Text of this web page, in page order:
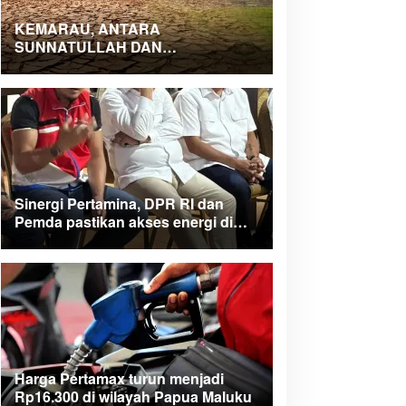
KEMARAU, ANTARA
SUNNATULLAH DAN
MUHASABAH
Sinergi Pertamina, DPR RI dan
Pemda pastikan akses energi di
Teluk Bintuni
Harga Pertamax turun menjadi
Rp16.300 di wilayah Papua Maluku